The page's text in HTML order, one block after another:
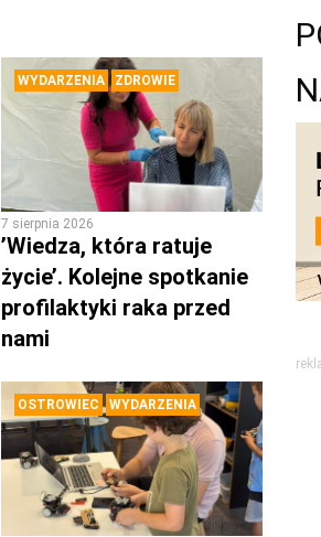
WYDARZENIA ZDROWIE
7 sierpnia 2026
’Wiedza, która ratuje
życie’. Kolejne spotkanie
profilaktyki raka przed
nami
OSTROWIEC WYDARZENIA